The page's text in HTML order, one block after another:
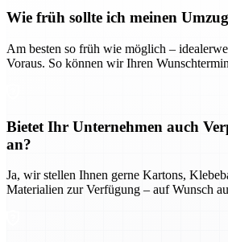
Wie früh sollte ich meinen
Am besten so früh wie möglich –
Voraus. So können wir Ihren
Bietet Ihr Unternehmen auch
an?
Ja, wir stellen Ihnen gerne Kartons,
Materialien zur Verfügung – auf Wunsch